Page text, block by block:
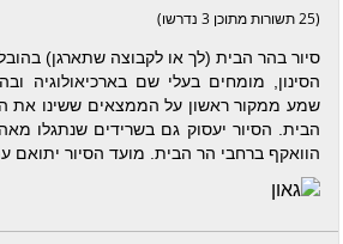
(25 תשורות מתוכן 3 נדרשו)
סיור בהר הבית (לך או לקבוצה שתארגן)
הסינון, מומחים בעלי שם בארכיאולוגיה
שמע ממקור ראשון על הממצאים ששינו את
הוואקף ברחבי הר הבית. מועד הסיור יתואם